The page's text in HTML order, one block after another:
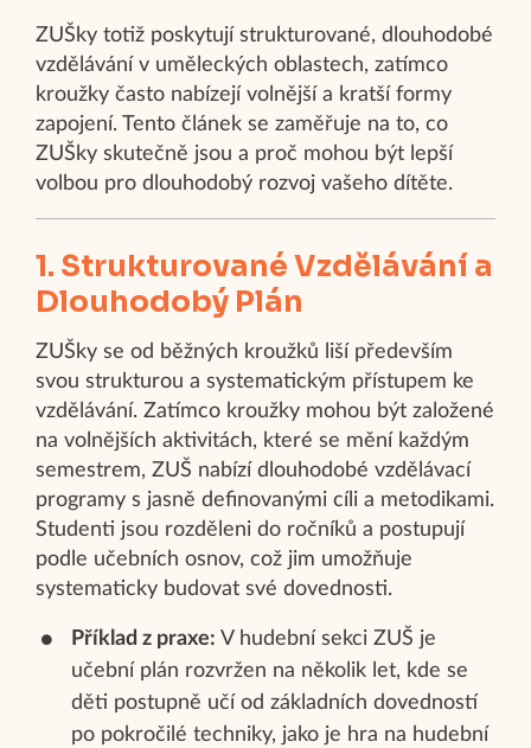
ZUŠky totiž poskytují strukturované, dlouhodobé
vzdělávání v uměleckých oblastech, zatímco
kroužky často nabízejí volnější a kratší formy
zapojení. Tento článek se zaměřuje na to, co
ZUŠky skutečně jsou a proč mohou být lepší
volbou pro dlouhodobý rozvoj vašeho dítěte.
1. Strukturované Vzdělávání a
Dlouhodobý Plán
ZUŠky se od běžných kroužků liší především
svou strukturou a systematickým přístupem ke
vzdělávání. Zatímco kroužky mohou být založené
na volnějších aktivitách, které se mění každým
semestrem, ZUŠ nabízí dlouhodobé vzdělávací
programy s jasně definovanými cíli a metodikami.
Studenti jsou rozděleni do ročníků a postupují
podle učebních osnov, což jim umožňuje
systematicky budovat své dovednosti.
Příklad z praxe: V hudební sekci ZUŠ je
učební plán rozvržen na několik let, kde se
děti postupně učí od základních dovedností
po pokročilé techniky, jako je hra na hudební